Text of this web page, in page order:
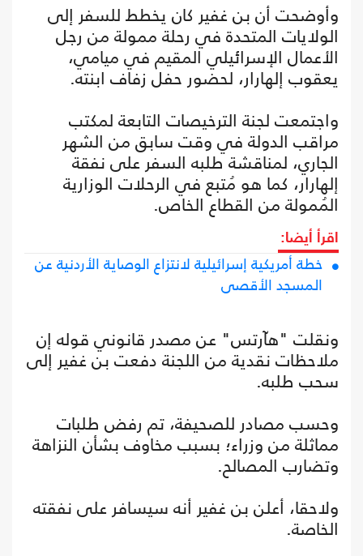
وأوضحت أن بن غفير كان يخطط للسفر إلى
الولايات المتحدة في رحلة ممولة من رجل
الأعمال الإسرائيلي المقيم في ميامي،
يعقوب إلهارار، لحضور حفل زفاف ابنته.
واجتمعت لجنة الترخيصات التابعة لمكتب
مراقب الدولة في وقت سابق من الشهر
الجاري، لمناقشة طلبه السفر على نفقة
إلهارار، كما هو مُتبع في الرحلات الوزارية
المُمولة من القطاع الخاص.
اقرأ أيضا:
خطة أمريكية إسرائيلية لانتزاع الوصاية الأردنية عن
المسجد الأقصى
ونقلت "هآرتس" عن مصدر قانوني قوله إن
ملاحظات نقدية من اللجنة دفعت بن غفير إلى
سحب طلبه.
وحسب مصادر للصحيفة، تم رفض طلبات
مماثلة من وزراء؛ بسبب مخاوف بشأن النزاهة
وتضارب المصالح.
ولاحقا، أعلن بن غفير أنه سيسافر على نفقته
الخاصة.